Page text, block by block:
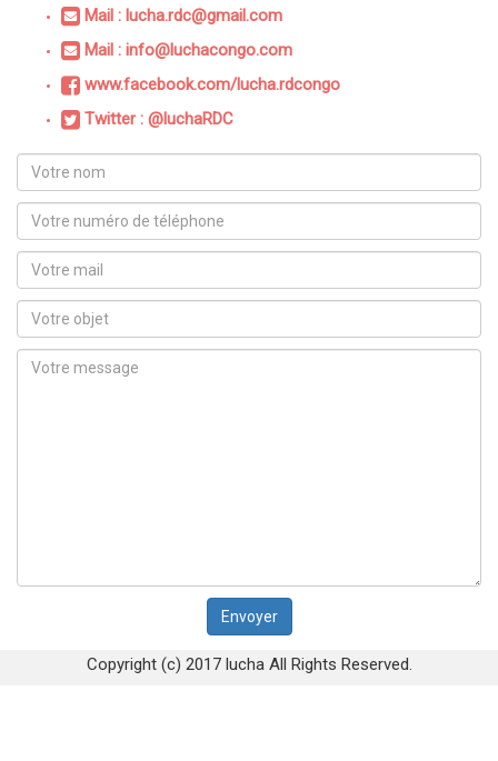
Mail : lucha.rdc@gmail.com
Mail : info@luchacongo.com
www.facebook.com/lucha.rdcongo
Twitter : @luchaRDC
Copyright (c) 2017 lucha All Rights Reserved.